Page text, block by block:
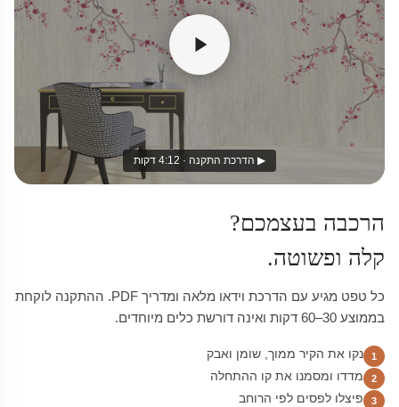
▶ הדרכת התקנה · 4:12 דקות
הרכבה בעצמכם?
קלה ופשוטה.
כל טפט מגיע עם הדרכת וידאו מלאה ומדריך PDF. ההתקנה לוקחת
בממוצע 30–60 דקות ואינה דורשת כלים מיוחדים.
1 נקו את הקיר ממוך, שומן ואבק
2 מדדו ומסמנו את קו ההתחלה
3 פיצלו לפסים לפי הרוחב